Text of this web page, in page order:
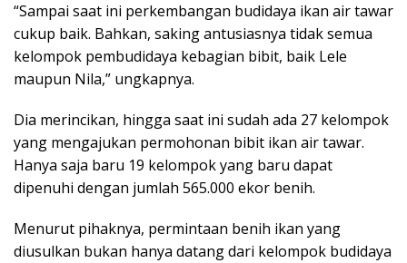
“Sampai saat ini perkembangan budidaya ikan air tawar
cukup baik. Bahkan, saking antusiasnya tidak semua
kelompok pembudidaya kebagian bibit, baik Lele
maupun Nila,” ungkapnya.
Dia merincikan, hingga saat ini sudah ada 27 kelompok
yang mengajukan permohonan bibit ikan air tawar.
Hanya saja baru 19 kelompok yang baru dapat
dipenuhi dengan jumlah 565.000 ekor benih.
Menurut pihaknya, permintaan benih ikan yang
diusulkan bukan hanya datang dari kelompok budidaya